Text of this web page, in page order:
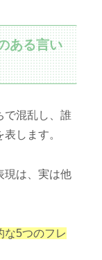
ある言い
で混乱し、誰
します。
現は、実は他
な5つのフレ